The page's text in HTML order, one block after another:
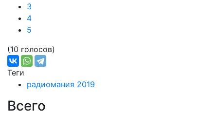
3
4
5
(10 голосов)
Теги
радиомания 2019
Всего